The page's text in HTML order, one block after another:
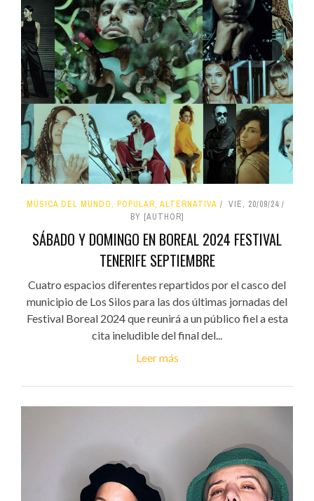
MÚSICA DEL MUNDO, POPULAR, ALTERNATIVA
VIE, 20/09/24
BY [AUTHOR]
SÁBADO Y DOMINGO EN BOREAL 2024 FESTIVAL
TENERIFE SEPTIEMBRE
Cuatro espacios diferentes repartidos por el casco del
municipio de Los Silos para las dos últimas jornadas del
Festival Boreal 2024 que reunirá a un público fiel a esta
cita ineludible del final del...
Leer más